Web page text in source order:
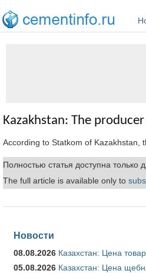
Kazakhstan: The
According to Statkom of Kazakhstan,
Полностью статья доступна только
The full article is available only to
Новости
08.08.2026 Казахстан: Цена
05.08.2026 Казахстан: Цена